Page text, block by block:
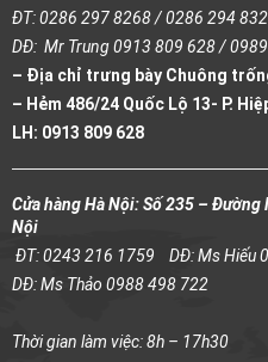
ĐT: 0286 297 8268 / 0286 294
DĐ: Mr Trung 0913 809 628 /
– Địa chỉ trưng bày Chuông
– Hẻm 486/24 Quốc Lộ 13- P.
LH: 0913 809 628
Cửa hàng Hà Nội: Số 235 – Đường
Nội
ĐT: 0243 216 1759 DĐ: Ms Hiếu
DĐ: Ms Thảo 0988 498 722
Thời gian làm việc: 8h – 17h30